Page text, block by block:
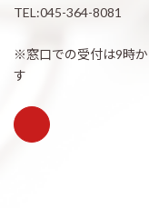
TEL:045-364-8081
※窓口での受付は9時
す